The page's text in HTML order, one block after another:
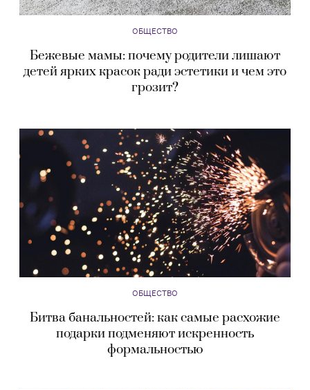
ОБЩЕСТВО
Бежевые мамы: почему родители лишают
детей ярких красок ради эстетики и чем это
грозит?
ОБЩЕСТВО
Битва банальностей: как самые расхожие
подарки подменяют искренность
формальностью